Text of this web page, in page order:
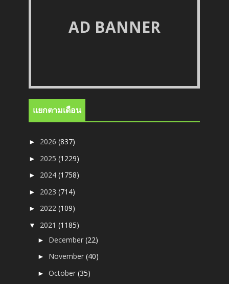
AD BANNER
แยกตามเดือน
► 2026(837)
► 2025(1229)
► 2024(1758)
► 2023(714)
► 2022(109)
▼ 2021(1185)
► December(22)
► November(40)
►October(35)